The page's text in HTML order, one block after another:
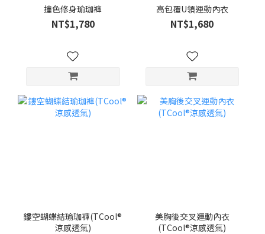
撞色修身瑜珈褲
NT$1,780
高包覆U領運動內衣
NT$1,680
鏤空蝴蝶結瑜珈褲(TCool®
涼感透氣)
美胸後交叉運動內衣
(TCool®涼感透氣)